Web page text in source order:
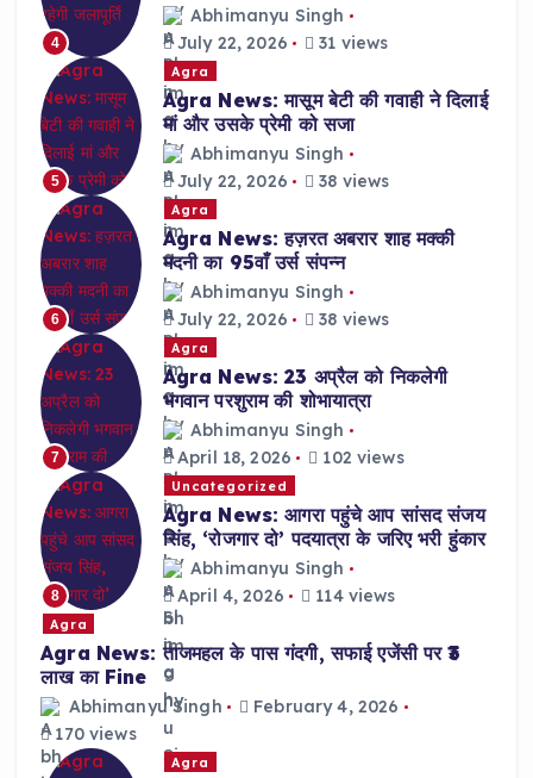
4
Abhimanyu Singh
July 22, 2026
31 views
5
Agra
Agra News: मासूम बेटी की गवाही ने दिलाई
मां और उसके प्रेमी को सजा
Abhimanyu Singh
July 22, 2026
38 views
6
Agra
Agra News: हज़रत अबरार शाह मक्की
मदनी का 95वाँ उर्स संपन्न
Abhimanyu Singh
July 22, 2026
38 views
7
Agra
Agra News: 23 अप्रैल को निकलेगी
भगवान परशुराम की शोभायात्रा
Abhimanyu Singh
April 18, 2026
102 views
8
Uncategorized
Agra News: आगरा पहुंचे आप सांसद संजय
सिंह, ‘रोजगार दो’ पदयात्रा के जरिए भरी हुंकार
Abhimanyu Singh
April 4, 2026
114 views
Agra
Agra News: ताजमहल के पास गंदगी, सफाई एजेंसी पर ₹3
लाख का Fine
Abhimanyu Singh
February 4, 2026
170 views
Agra